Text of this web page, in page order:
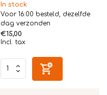
In stock
Voor 16:00 besteld, dezelfde
dag verzonden
€15,00
Incl. tax